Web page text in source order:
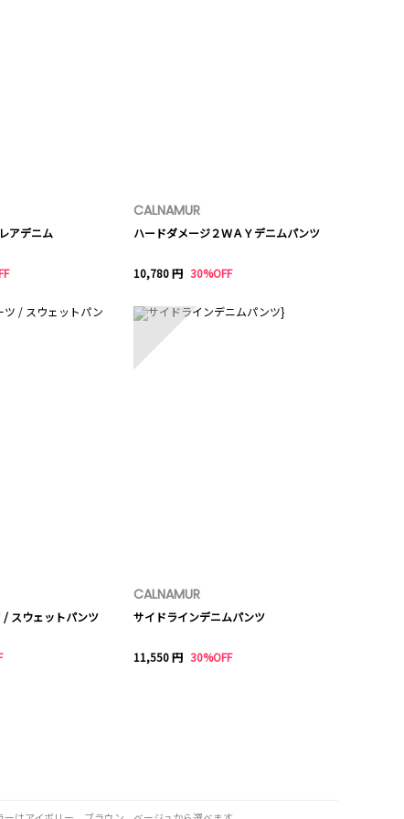
アデニム
CALNAMUR
ハードダメージ２ＷＡＹデニムパンツ
10,780 円 30%OFF
/ スウェットパンツ
CALNAMUR
サイドラインデニムパンツ
11,550 円 30%OFF